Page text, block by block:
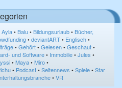
Ayla•Balu•Bildungsurlaub•Bücher,
•deviantART• Englisch•
•Gehört•Gelesen•Geschaut•
und Software• Immobilie•Jules •
•Maya•Miro•
• Podcast•Seitennews •Spiele•Star
•VR